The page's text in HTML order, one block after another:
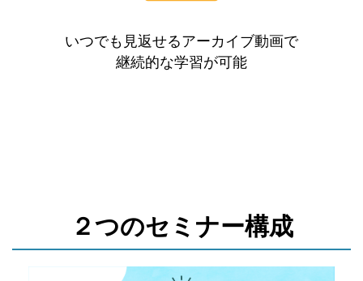
いつでも見返せるアーカイブ動画で
継続的な学習が可能
２つのセミナー構成